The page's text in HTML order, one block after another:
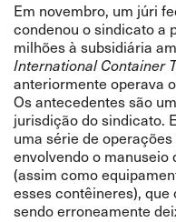
Em novembro, um júri
condenou o sindicato a
milhões à subsidiária
International Container
anteriormente operava
Osantecedentessão
jurisdição do sindicato.
uma série de
envolvendo o
(assim como
esses contêineres),
sendo erroneamente